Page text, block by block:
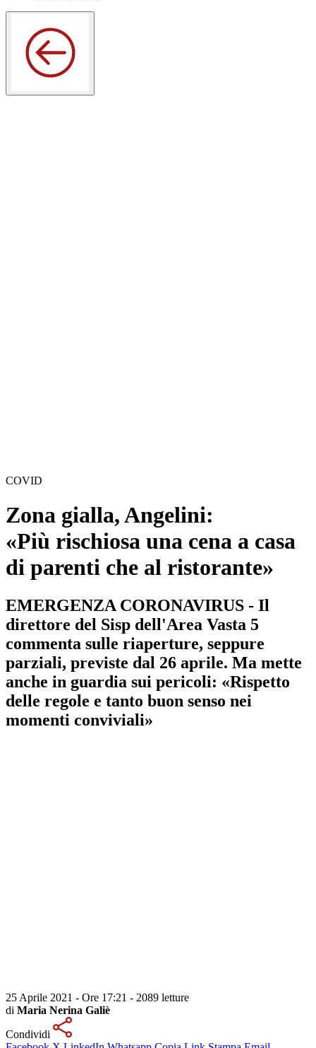
COVID
Zona gialla, Angelini:
«Più rischiosa una cena a casa
di parenti che al ristorante»
EMERGENZA CORONAVIRUS - Il
direttore del Sisp dell'Area Vasta 5
commenta sulle riaperture, seppure
parziali, previste dal 26 aprile. Ma mette
anche in guardia sui pericoli: «Rispetto
delle regole e tanto buon senso nei
momenti conviviali»
25 Aprile 2021 - Ore 17:21 - 2089 letture
di Maria Nerina Galiè
Condividi